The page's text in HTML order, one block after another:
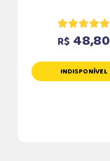
R$ 48,80
INDISPONÍVEL